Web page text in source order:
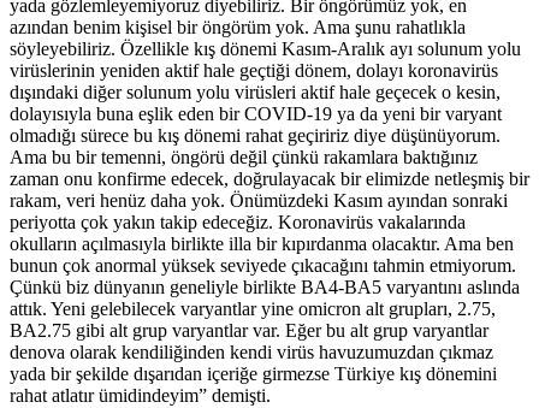
yada gözlemleyemiyoruz diyebiliriz. Bir öngörümüz yok, en
azından benim kişisel bir öngörüm yok. Ama şunu rahatlıkla
söyleyebiliriz. Özellikle kış dönemi Kasım-Aralık ayı solunum yolu
virüslerinin yeniden aktif hale geçtiği dönem, dolayı koronavirüs
dışındaki diğer solunum yolu virüsleri aktif hale geçecek o kesin,
dolayısıyla buna eşlik eden bir COVID-19 ya da yeni bir varyant
olmadığı sürece bu kış dönemi rahat geçiririz diye düşünüyorum.
Ama bu bir temenni, öngörü değil çünkü rakamlara baktığınız
zaman onu konfirme edecek, doğrulayacak bir elimizde netleşmiş bir
rakam, veri henüz daha yok. Önümüzdeki Kasım ayından sonraki
periyotta çok yakın takip edeceğiz. Koronavirüs vakalarında
okulların açılmasıyla birlikte illa bir kıpırdanma olacaktır. Ama ben
bunun çok anormal yüksek seviyede çıkacağını tahmin etmiyorum.
Çünkü biz dünyanın geneliyle birlikte BA4-BA5 varyantını aslında
attık. Yeni gelebilecek varyantlar yine omicron alt grupları, 2.75,
BA2.75 gibi alt grup varyantlar var. Eğer bu alt grup varyantlar
denova olarak kendiliğinden kendi virüs havuzumuzdan çıkmaz
yada bir şekilde dışarıdan içeriğe girmezse Türkiye kış dönemini
rahat atlatır ümidindeyim” demişti.